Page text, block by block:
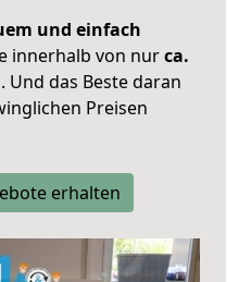
und einfach
innerhalb von nurca.
Und das Beste daran
Preisen
erhalten